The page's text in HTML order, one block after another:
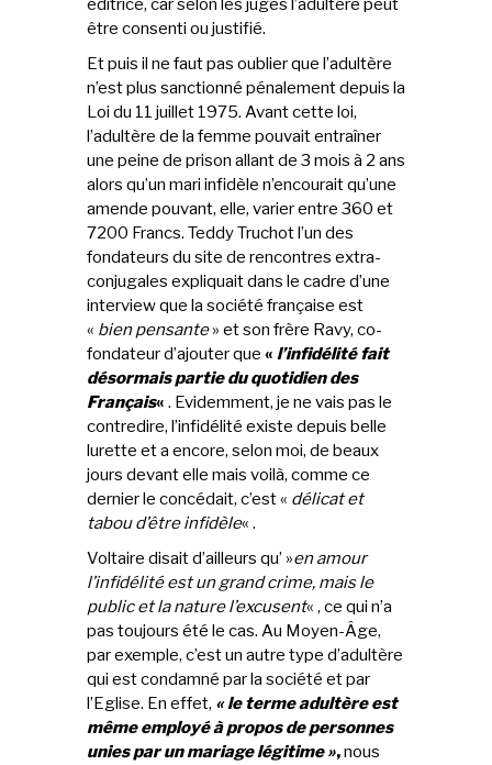
éditrice, car selon les juges l’adultère peut
être consenti ou justifié.
Et puis il ne faut pas oublier que l’adultère
n’est plus sanctionné pénalement depuis la
Loi du 11 juillet 1975. Avant cette loi,
l’adultère de la femme pouvait entraîner
une peine de prison allant de 3 mois à 2 ans
alors qu’un mari infidèle n’encourait qu’une
amende pouvant, elle, varier entre 360 et
7200 Francs. Teddy Truchot l’un des
fondateurs du site de rencontres extra-
conjugales expliquait dans le cadre d’une
interview que la société française est
« bien pensante» et son frère Ravy, co-
fondateur d’ajouter que « l’infidélité fait
désormais partie du quotidien des
Français« . Evidemment, je ne vais pas le
contredire, l’infidélité existe depuis belle
lurette et a encore, selon moi, de beaux
jours devant elle mais voilà, comme ce
dernier le concédait, c’est « délicat et
tabou d’être infidèle« .
Voltaire disait d’ailleurs qu’ »en amour
l’infidélité est un grand crime, mais le
public et la nature l’excusent« , ce qui n’a
pas toujours été le cas. Au Moyen-Âge,
par exemple, c’est un autre type d’adultère
qui est condamné par la société et par
l’Eglise. En effet, « le terme adultère est
même employé à propos de personnes
unies par un mariage légitime »,nous